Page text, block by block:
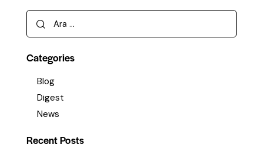
Arama:
Categories
Blog
Digest
News
Recent Posts